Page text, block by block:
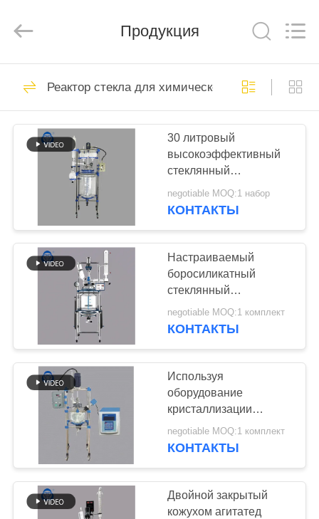
ДОМ
ПРОДУКТЫ
ПУТЕШЕСТВИЕ
ФАБРИКИ
ПРОВЕРКА
КАЧЕСТВА
СВЯЖИТЕСЬ
МЫ
НОВОСТИ
СПРОСИТЕ
ЦИТАТУ
Co.,Ltd.
Реактор стекла
лаборатории
Реактор стекла для
химической посуды
58
Закрытый кожухом
стеклянный корпус
реактора
Продукция
Реактор стекла для химической посуды
30 литровый
высокоэффективный
стеклянный
реакционный чайник с
конденсатором для
negotiable MOQ:1 набор
КОНТАКТЫ
Настраиваемый
боросиликатный
стеклянный
химический
лабораторный реактор
negotiable MOQ:1 комплект
КОНТАКТЫ
Используя
оборудование
кристаллизации
реактора стекла для
химической посуды
negotiable MOQ:1 комплект
КОНТАКТЫ
Двойной закрытый
кожухом агитатед